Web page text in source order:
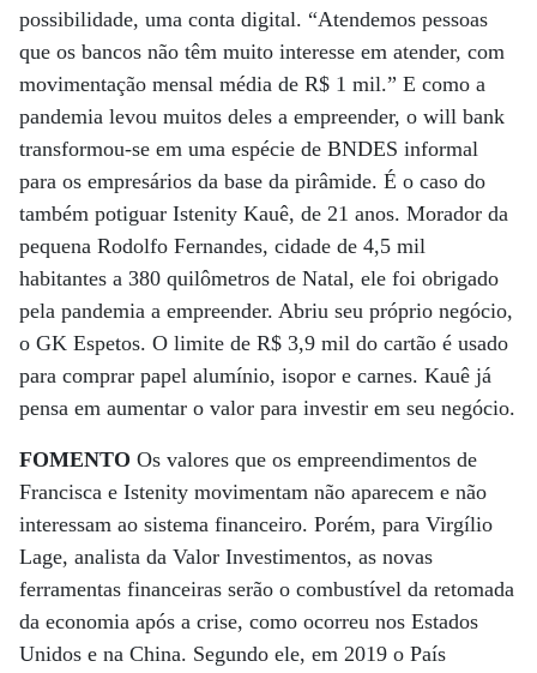
possibilidade, uma conta digital. “Atendemos pessoas
que os bancos não têm muito interesse em atender, com
movimentação mensal média de R$ 1 mil.” E como a
pandemia levou muitos deles a empreender, o will bank
transformou-se em uma espécie de BNDES informal
para os empresários da base da pirâmide. É o caso do
também potiguar Istenity Kauê, de 21 anos. Morador da
pequena Rodolfo Fernandes, cidade de 4,5 mil
habitantes a 380 quilômetros de Natal, ele foi obrigado
pela pandemia a empreender. Abriu seu próprio negócio,
o GK Espetos. O limite de R$ 3,9 mil do cartão é usado
para comprar papel alumínio, isopor e carnes. Kauê já
pensa em aumentar o valor para investir em seu negócio.
FOMENTO Os valores que os empreendimentos de
Francisca e Istenity movimentam não aparecem e não
interessam ao sistema financeiro. Porém, para Virgílio
Lage, analista da Valor Investimentos, as novas
ferramentas financeiras serão o combustível da retomada
da economia após a crise, como ocorreu nos Estados
Unidos e na China. Segundo ele, em 2019 o País